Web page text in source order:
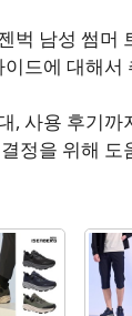
벅 남성 썸머
이드에 대해서
, 사용 후기까
정을 위해 도